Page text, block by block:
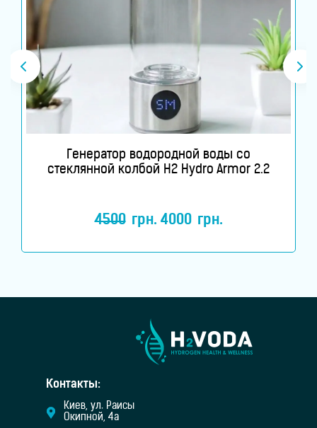
Генератор водородной воды со
стеклянной колбой H2 Hydro Armor 2.2
4500 грн. 4000 грн.
Контакты:
Киев, ул. Раисы
Окипной, 4а